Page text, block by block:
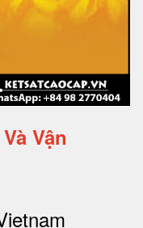
Vận